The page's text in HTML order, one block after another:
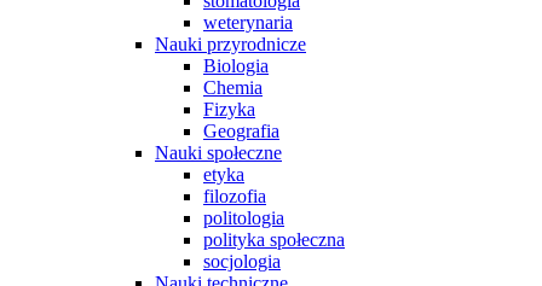
weterynaria
Nauki przyrodnicze
Biologia
Chemia
Fizyka
Geografia
Nauki społeczne
etyka
filozofia
politologia
polityka społeczna
socjologia